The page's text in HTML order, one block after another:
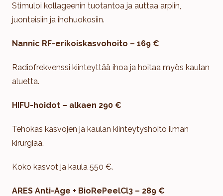
Stimuloi kollageenin tuotantoa ja auttaa arpiin,
juonteisiin ja ihohuokosiin.
Nannic RF-erikoiskasvohoito – 169 €
Radiofrekvenssi kiinteyttää ihoa ja hoitaa myös kaulan
aluetta.
HIFU-hoidot – alkaen 290 €
Tehokas kasvojen ja kaulan kiinteytyshoito ilman
kirurgiaa.
Koko kasvot ja kaula 550 €.
ARES Anti-Age + BioRePeelCl3 – 289 €